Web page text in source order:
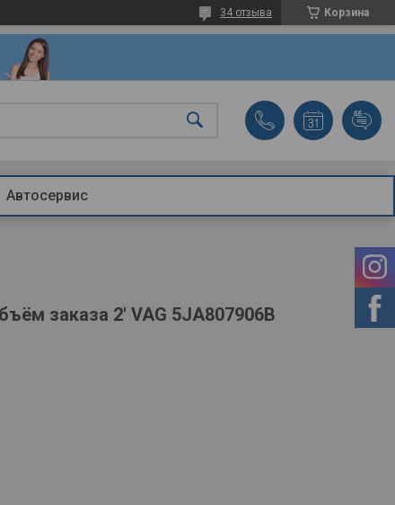
Корзина
34 отзыва
Автосервис
заказа 2' VAG 5JA807906B